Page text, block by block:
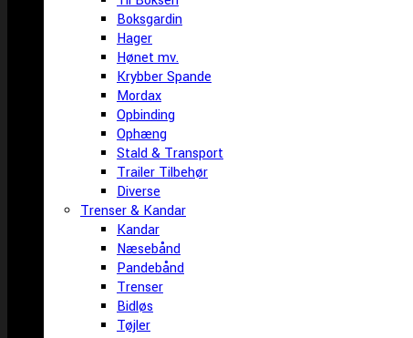
Boksgardin
Hager
Hønet mv.
Krybber Spande
Mordax
Opbinding
Ophæng
Stald & Transport
Trailer Tilbehør
Diverse
Trenser & Kandar
Kandar
Næsebånd
Pandebånd
Trenser
Bidløs
Tøjler